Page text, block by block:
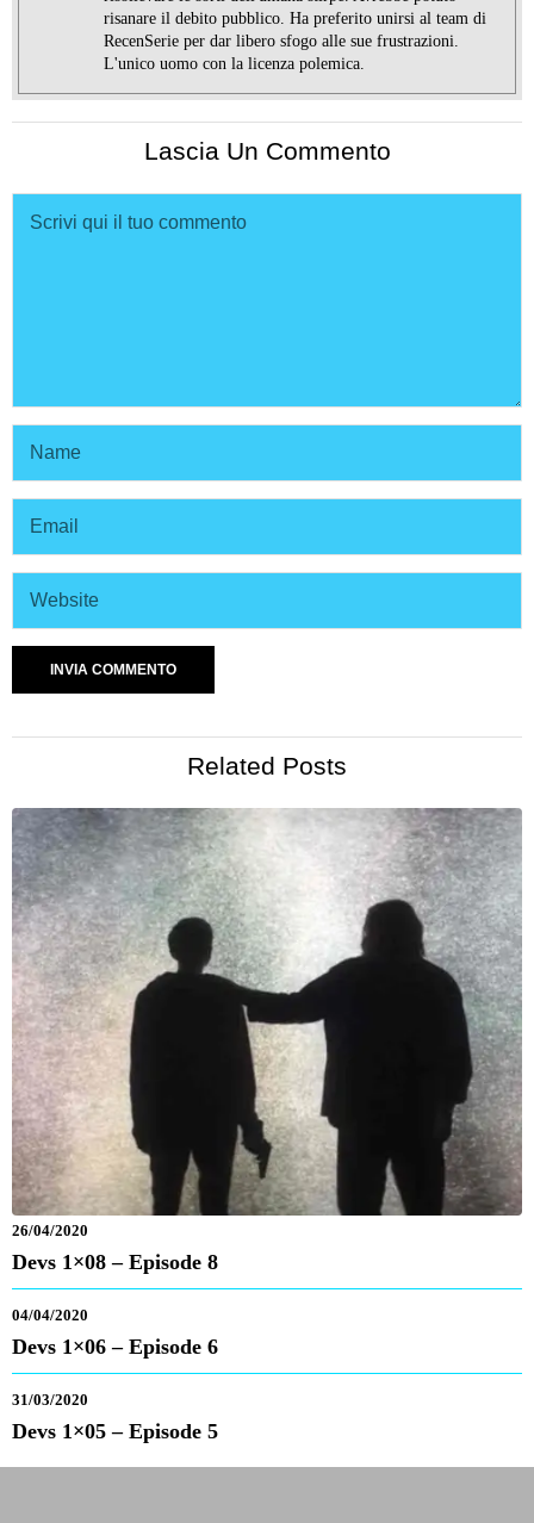
risanare il debito pubblico. Ha preferito unirsi al team di
RecenSerie per dar libero sfogo alle sue frustrazioni.
L'unico uomo con la licenza polemica.
Lascia Un Commento
Related Posts
26/04/2020
Devs 1×08 – Episode 8
04/04/2020
Devs 1×06 – Episode 6
31/03/2020
Devs 1×05 – Episode 5